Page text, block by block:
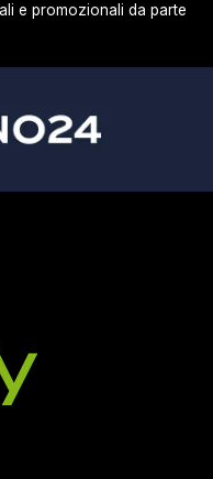
e promozionali da parte